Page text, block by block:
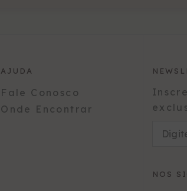
AJUDA
Fale Conosco
Onde Encontrar
NOS